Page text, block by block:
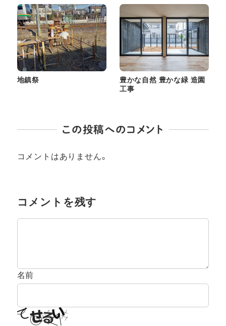
地鎮祭
豊かな自然 豊かな緑 造園
工事
この投稿へのコメント
コメントはありません。
コメントを残す
名前